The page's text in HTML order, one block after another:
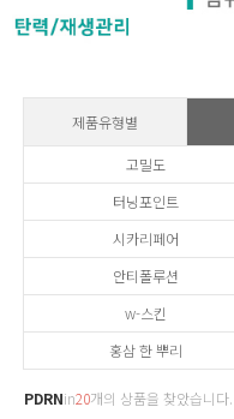
제품유형별
고밀도
터닝포인트
시카리페어
안티폴루션
w-스킨
홍삼 한 뿌리
PDRNin20개의 상품을 찾았습니다.